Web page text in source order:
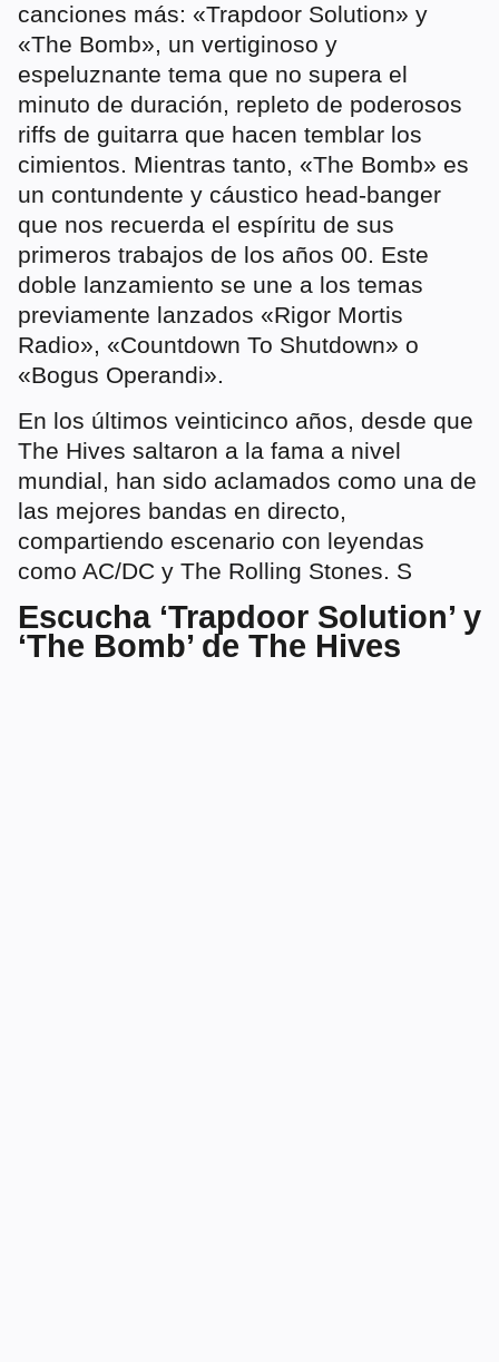
canciones más: «Trapdoor Solution» y
«The Bomb», un vertiginoso y
espeluznante tema que no supera el
minuto de duración, repleto de poderosos
riffs de guitarra que hacen temblar los
cimientos. Mientras tanto, «The Bomb» es
un contundente y cáustico head-banger
que nos recuerda el espíritu de sus
primeros trabajos de los años 00. Este
doble lanzamiento se une a los temas
previamente lanzados «Rigor Mortis
Radio», «Countdown To Shutdown» o
«Bogus Operandi».
En los últimos veinticinco años, desde que
The Hives saltaron a la fama a nivel
mundial, han sido aclamados como una de
las mejores bandas en directo,
compartiendo escenario con leyendas
como AC/DC y The Rolling Stones. S
Escucha ‘Trapdoor Solution’ y
‘The Bomb’ de The Hives